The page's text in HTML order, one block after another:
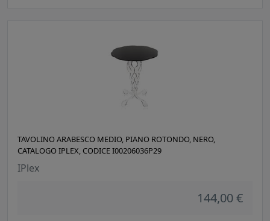
TAVOLINO ARABESCO MEDIO, PIANO ROTONDO, NERO,
CATALOGO IPLEX, CODICE I00206036P29
IPlex
144,00 €